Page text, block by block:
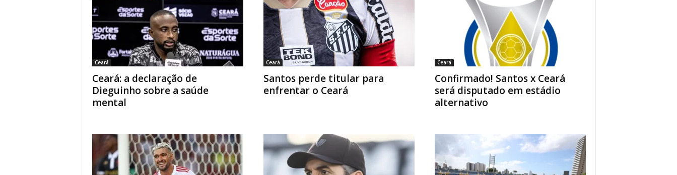
Ceará
Ceará: a declaração de
Dieguinho sobre a saúde
mental
Ceará
Santos perde titular para
enfrentar o Ceará
Ceará
Confirmado! Santos x Ceará
será disputado em estádio
alternativo